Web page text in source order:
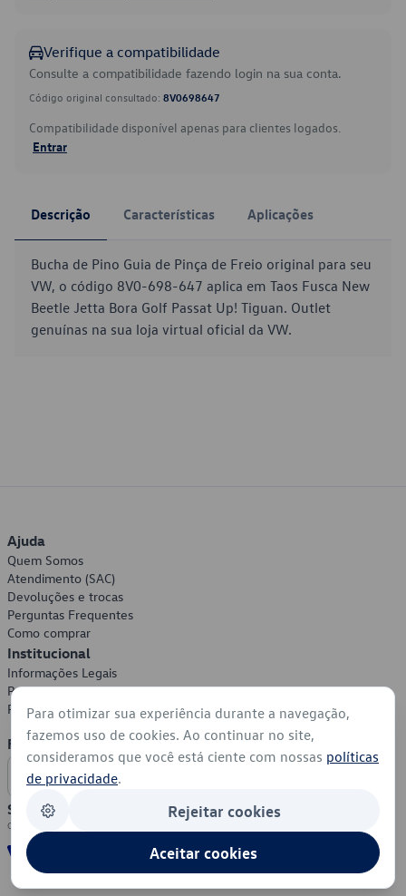
Verifique a compatibilidade
Consulte a compatibilidade fazendo login na sua conta.
Código original consultado: 8V0698647
Compatibilidade disponível apenas para clientes logados.
Entrar
Descrição Características Aplicações
Bucha de Pino Guia de Pinça de Freio original para seu
VW, o código 8V0-698-647 aplica em Taos Fusca New
Beetle Jetta Bora Golf Passat Up! Tiguan. Outlet
genuínas na sua loja virtual oficial da VW.
Ajuda
Quem Somos
Atendimento (SAC)
Devoluções e trocas
Perguntas Frequentes
Como comprar
Institucional
Informações Legais
Política de Privacidade
Política de Cookies
Formas de Pagamento
Segurança
Para otimizar sua experiência durante a navegação,
fazemos uso de cookies. Ao continuar no site,
consideramos que você está ciente com nossas políticas
de privacidade.
Rejeitar cookies
Aceitar cookies